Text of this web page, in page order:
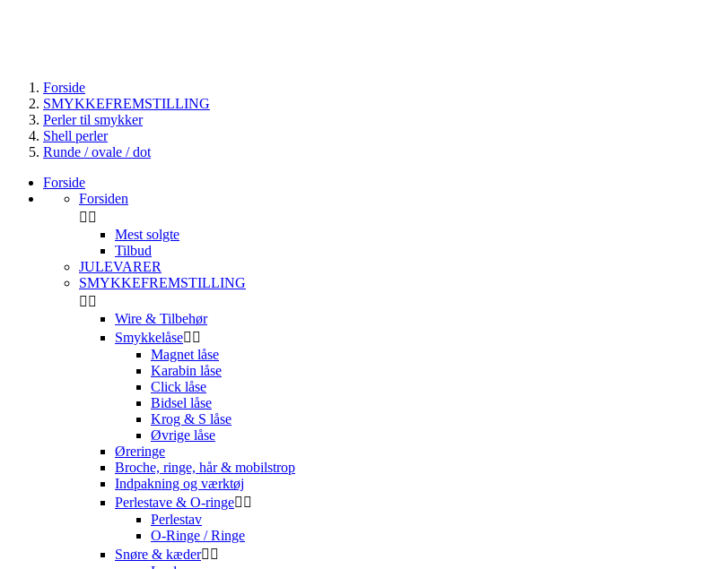
Forside
SMYKKEFREMSTILLING
Perler til smykker
Shell perler
Runde / ovale / dot
Forside
Forsiden
 
Mest solgte
Tilbud
JULEVARER
SMYKKEFREMSTILLING
 
Wire & Tilbehør
Smykkelåse 
Magnet låse
Karabin låse
Click låse
Bidsel låse
Krog & S låse
Øvrige låse
Øreringe
Broche, ringe, hår & mobilstrop
Indpakning og værktøj
Perlestave & O-ringe 
Perlestav
O-Ringe / Ringe
Snøre & kæder 